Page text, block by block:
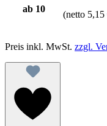
ab 10
(netto 5,15
Preis inkl. MwSt. zzgl.